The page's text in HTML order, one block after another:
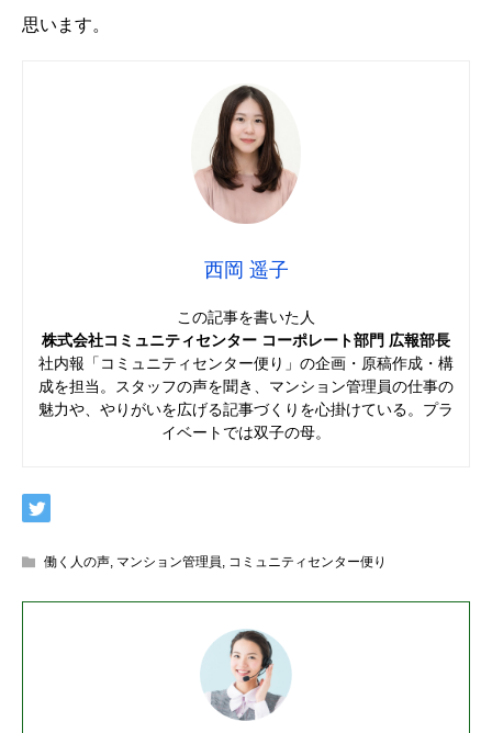
思います。
西岡 遥子
この記事を書いた人
株式会社コミュニティセンター コーポレート部門 広報部長
社内報「コミュニティセンター便り」の企画・原稿作成・構
成を担当。スタッフの声を聞き、マンション管理員の仕事の
魅力や、やりがいを広げる記事づくりを心掛けている。プラ
イベートでは双子の母。
働く人の声, マンション管理員, コミュニティセンター便り